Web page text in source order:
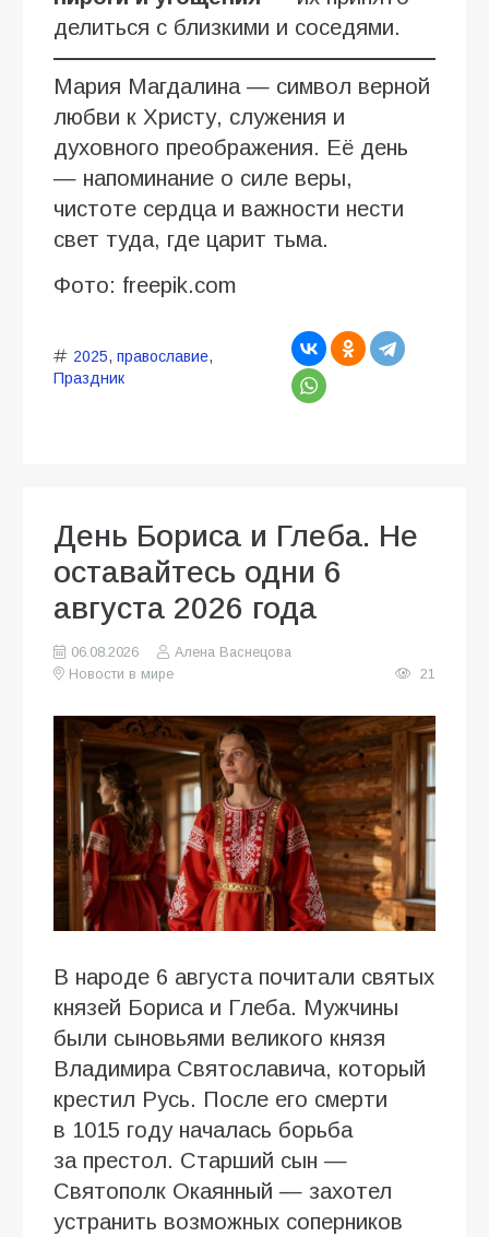
делиться с близкими и соседями.
Мария Магдалина — символ верной
любви к Христу, служения и
духовного преображения. Её день
— напоминание о силе веры,
чистоте сердца и важности нести
свет туда, где царит тьма.
Фото: freepik.com
2025, православие,
Праздник
День Бориса и Глеба. Не
оставайтесь одни 6
августа 2026 года
06.08.2026
Алена Васнецова
Новости в мире
21
В народе 6 августа почитали святых
князей Бориса и Глеба. Мужчины
были сыновьями великого князя
Владимира Святославича, который
крестил Русь. После его смерти
в 1015 году началась борьба
за престол. Старший сын —
Святополк Окаянный — захотел
устранить возможных соперников